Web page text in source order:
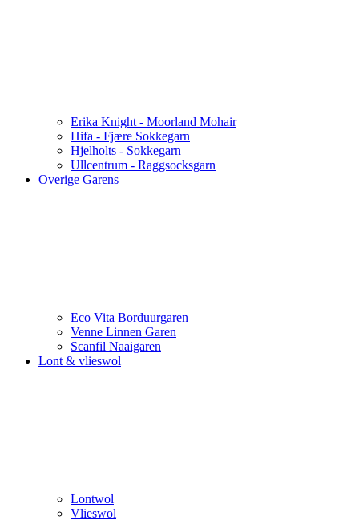
Erika Knight - Moorland Mohair
Hifa - Fjære Sokkegarn
Hjelholts - Sokkegarn
Ullcentrum - Raggsocksgarn
Overige Garens
Eco Vita Borduurgaren
Venne Linnen Garen
Scanfil Naaigaren
Lont & vlieswol
Lontwol
Vlieswol